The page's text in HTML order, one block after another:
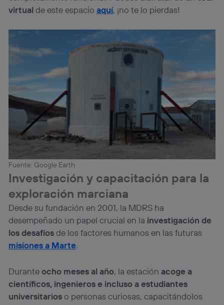
virtualde este espacioaquí, ¡no te lo pierdas!
Fuente: Google Earth
Investigación y capacitación para la
exploración marciana
Desde su fundación en 2001, la MDRS ha
desempeñado un papel crucial en la investigación de
los desafíosde los factores humanos en las futuras
misiones a Marte.
Duranteocho meses al año, la estación acoge a
científicos, ingenieros e incluso a estudiantes
universitarioso personas curiosas, capacitándolos
visitando el portal de privacidad de Utiq
la política de privacidad de Utiq.